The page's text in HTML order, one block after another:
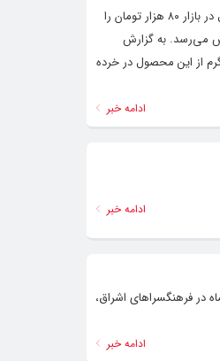
گوجه فرنگی لوکس شد، درحالی محصولات صادراتی گوجه ایران برگشت می خورد که قیمت هر کیلوگرم از این محصول در بازار ۸۰ هزار تومان را
و تره بار و به نرخ عمده ۳۱۰ هزار تومان به فروش می‌رسد. به گزارش
از این محصول در خرده
ادامه خبر
ادامه خبر
«گل و گلاب تهران» را با برنامه‌های متنوع از 13 تا 29 اردیبهشت ماه در فرهنگسراهای اشراق،
ادامه خبر